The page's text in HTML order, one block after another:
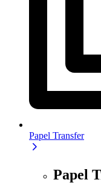
Papel Transfer
Papel